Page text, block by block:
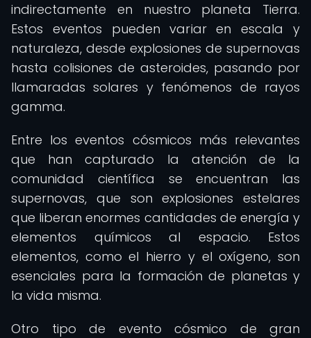
indirectamente en nuestro planeta Tierra.
Estos eventos pueden variar en escala y
naturaleza, desde explosiones de supernovas
hasta colisiones de asteroides, pasando por
llamaradas solares y fenómenos de rayos
gamma.
Entre los eventos cósmicos más relevantes
que han capturado la atención de la
comunidad científica se encuentran las
supernovas, que son explosiones estelares
que liberan enormes cantidades de energía y
elementos químicos al espacio. Estos
elementos, como el hierro y el oxígeno, son
esenciales para la formación de planetas y
la vida misma.
Otro tipo de evento cósmico de gran